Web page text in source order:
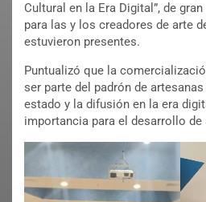
Cultural en la Era Digital”, de
para las y los creadores de arte
estuvieron presentes.
Puntualizó que la
ser parte del padrón de
estado y la difusión en la era
importancia para el desarrollo de